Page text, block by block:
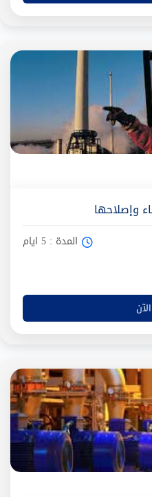
وإصلاحها
المدة : 5 ايام